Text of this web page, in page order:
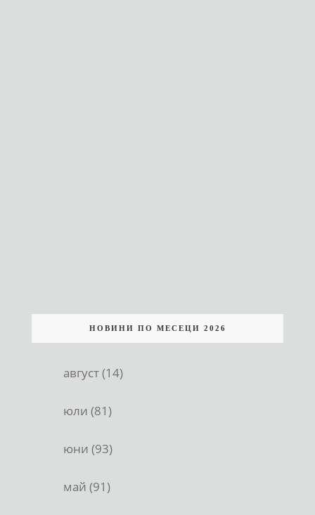
НОВИНИ ПО МЕСЕЦИ 2026
август (14)
юли (81)
юни (93)
май (91)